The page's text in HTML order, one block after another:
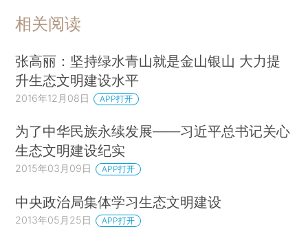
相关阅读
张高丽：坚持绿水青山就是金山银山 大力提
升生态文明建设水平
2016年12月08日 APP打开
为了中华民族永续发展——习近平总书记关心
生态文明建设纪实
2015年03月09日 APP打开
中央政治局集体学习生态文明建设
2013年05月25日 APP打开